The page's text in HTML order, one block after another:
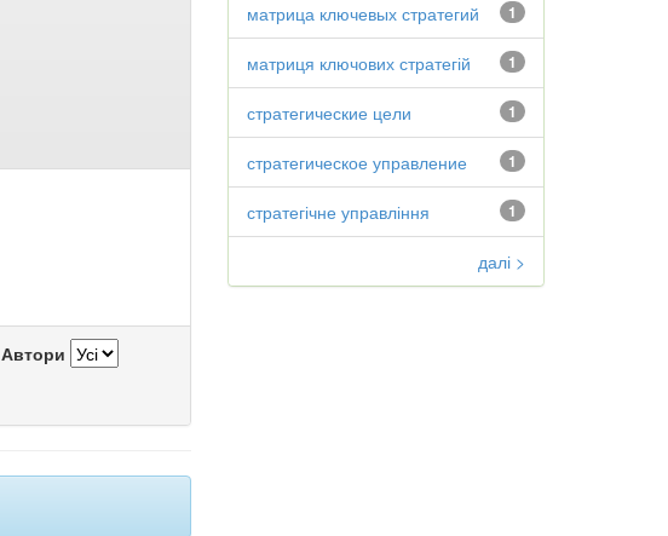
Автори
1
матрица ключевых стратегий
1
матриця ключових стратегій
1
стратегические цели
1
стратегическое управление
1
стратегічне управління
далі >